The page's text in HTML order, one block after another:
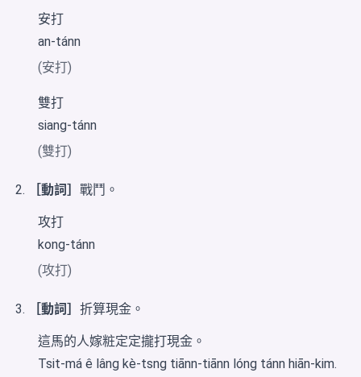
安打
an-tánn
(安打)
雙打
siang-tánn
(雙打)
［動詞］戰鬥。
攻打
kong-tánn
(攻打)
［動詞］折算現金。
這馬的人嫁粧定定攏打現金。
Tsit-má ê lâng kè-tsng tiānn-tiānn lóng tánn hiān-kim.